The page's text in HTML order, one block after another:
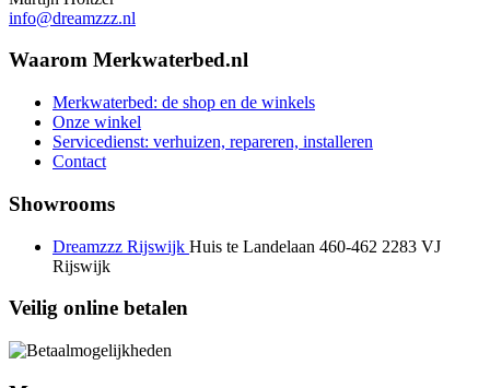
info@dreamzzz.nl
Waarom Merkwaterbed.nl
Merkwaterbed: de shop en de winkels
Onze winkel
Servicedienst: verhuizen, repareren, installeren
Contact
Showrooms
Dreamzzz Rijswijk Huis te Landelaan 460-462 2283 VJ
Rijswijk
Veilig online betalen